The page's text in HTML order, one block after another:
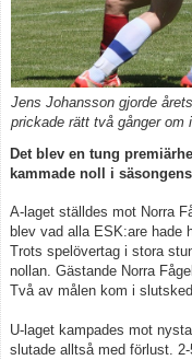
Kontakt
Jens Johansson gjorde
prickade rätt två gånger om
Det blev en tung
kammade noll i
A-laget ställdes mot Norra
blev vad alla ESK:are hade
Trots spelövertag i stora
nollan. Gästande Norra
Två av målen kom i
U-laget kampades mot
slutade alltså med förlust.